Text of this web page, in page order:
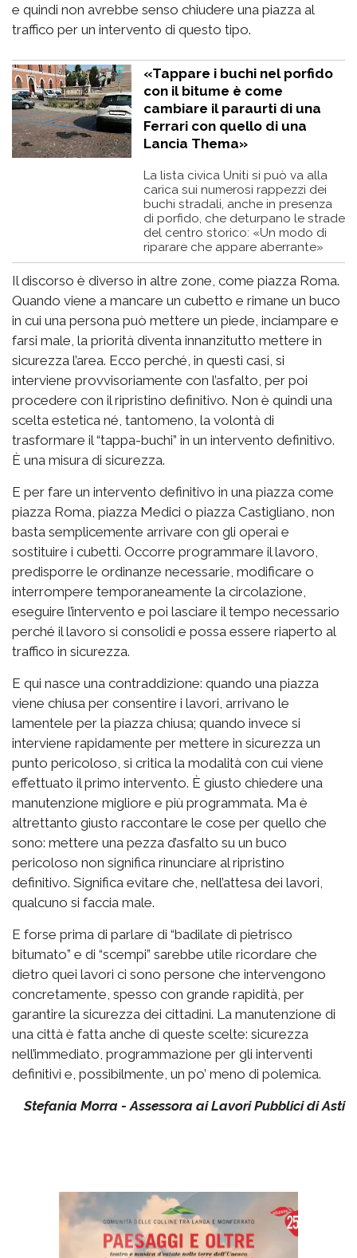
e quindi non avrebbe senso chiudere una piazza al
traffico per un intervento di questo tipo.
«Tappare i buchi nel porfido
con il bitume è come
cambiare il paraurti di una
Ferrari con quello di una
Lancia Thema»
La lista civica Uniti si può va alla
carica sui numerosi rappezzi dei
buchi stradali, anche in presenza
di porfido, che deturpano le strade
del centro storico: «Un modo di
riparare che appare aberrante»
Il discorso è diverso in altre zone, come piazza Roma.
Quando viene a mancare un cubetto e rimane un buco
in cui una persona può mettere un piede, inciampare e
farsi male, la priorità diventa innanzitutto mettere in
sicurezza l’area. Ecco perché, in questi casi, si
interviene provvisoriamente con l’asfalto, per poi
procedere con il ripristino definitivo. Non è quindi una
scelta estetica né, tantomeno, la volontà di
trasformare il “tappa-buchi” in un intervento definitivo.
È una misura di sicurezza.
E per fare un intervento definitivo in una piazza come
piazza Roma, piazza Medici o piazza Castigliano, non
basta semplicemente arrivare con gli operai e
sostituire i cubetti. Occorre programmare il lavoro,
predisporre le ordinanze necessarie, modificare o
interrompere temporaneamente la circolazione,
eseguire l’intervento e poi lasciare il tempo necessario
perché il lavoro si consolidi e possa essere riaperto al
traffico in sicurezza.
E qui nasce una contraddizione: quando una piazza
viene chiusa per consentire i lavori, arrivano le
lamentele per la piazza chiusa; quando invece si
interviene rapidamente per mettere in sicurezza un
punto pericoloso, si critica la modalità con cui viene
effettuato il primo intervento. È giusto chiedere una
manutenzione migliore e più programmata. Ma è
altrettanto giusto raccontare le cose per quello che
sono: mettere una pezza d’asfalto su un buco
pericoloso non significa rinunciare al ripristino
definitivo. Significa evitare che, nell’attesa dei lavori,
qualcuno si faccia male.
E forse prima di parlare di “badilate di pietrisco
bitumato” e di “scempi” sarebbe utile ricordare che
dietro quei lavori ci sono persone che intervengono
concretamente, spesso con grande rapidità, per
garantire la sicurezza dei cittadini. La manutenzione di
una città è fatta anche di queste scelte: sicurezza
nell’immediato, programmazione per gli interventi
definitivi e, possibilmente, un po’ meno di polemica.
Stefania Morra - Assessora ai Lavori Pubblici di Asti